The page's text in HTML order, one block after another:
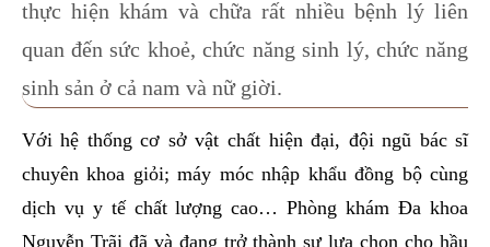
thực hiện khám và chữa rất nhiều bệnh lý liên
quan đến sức khoẻ, chức năng sinh lý, chức năng
sinh sản ở cả nam và nữ giời.
Với hệ thống cơ sở vật chất hiện đại, đội ngũ bác sĩ
chuyên khoa giỏi; máy móc nhập khẩu đồng bộ cùng
dịch vụ y tế chất lượng cao… Phòng khám Đa khoa
Nguyễn Trãi đã và đang trở thành sự lựa chọn cho hầu